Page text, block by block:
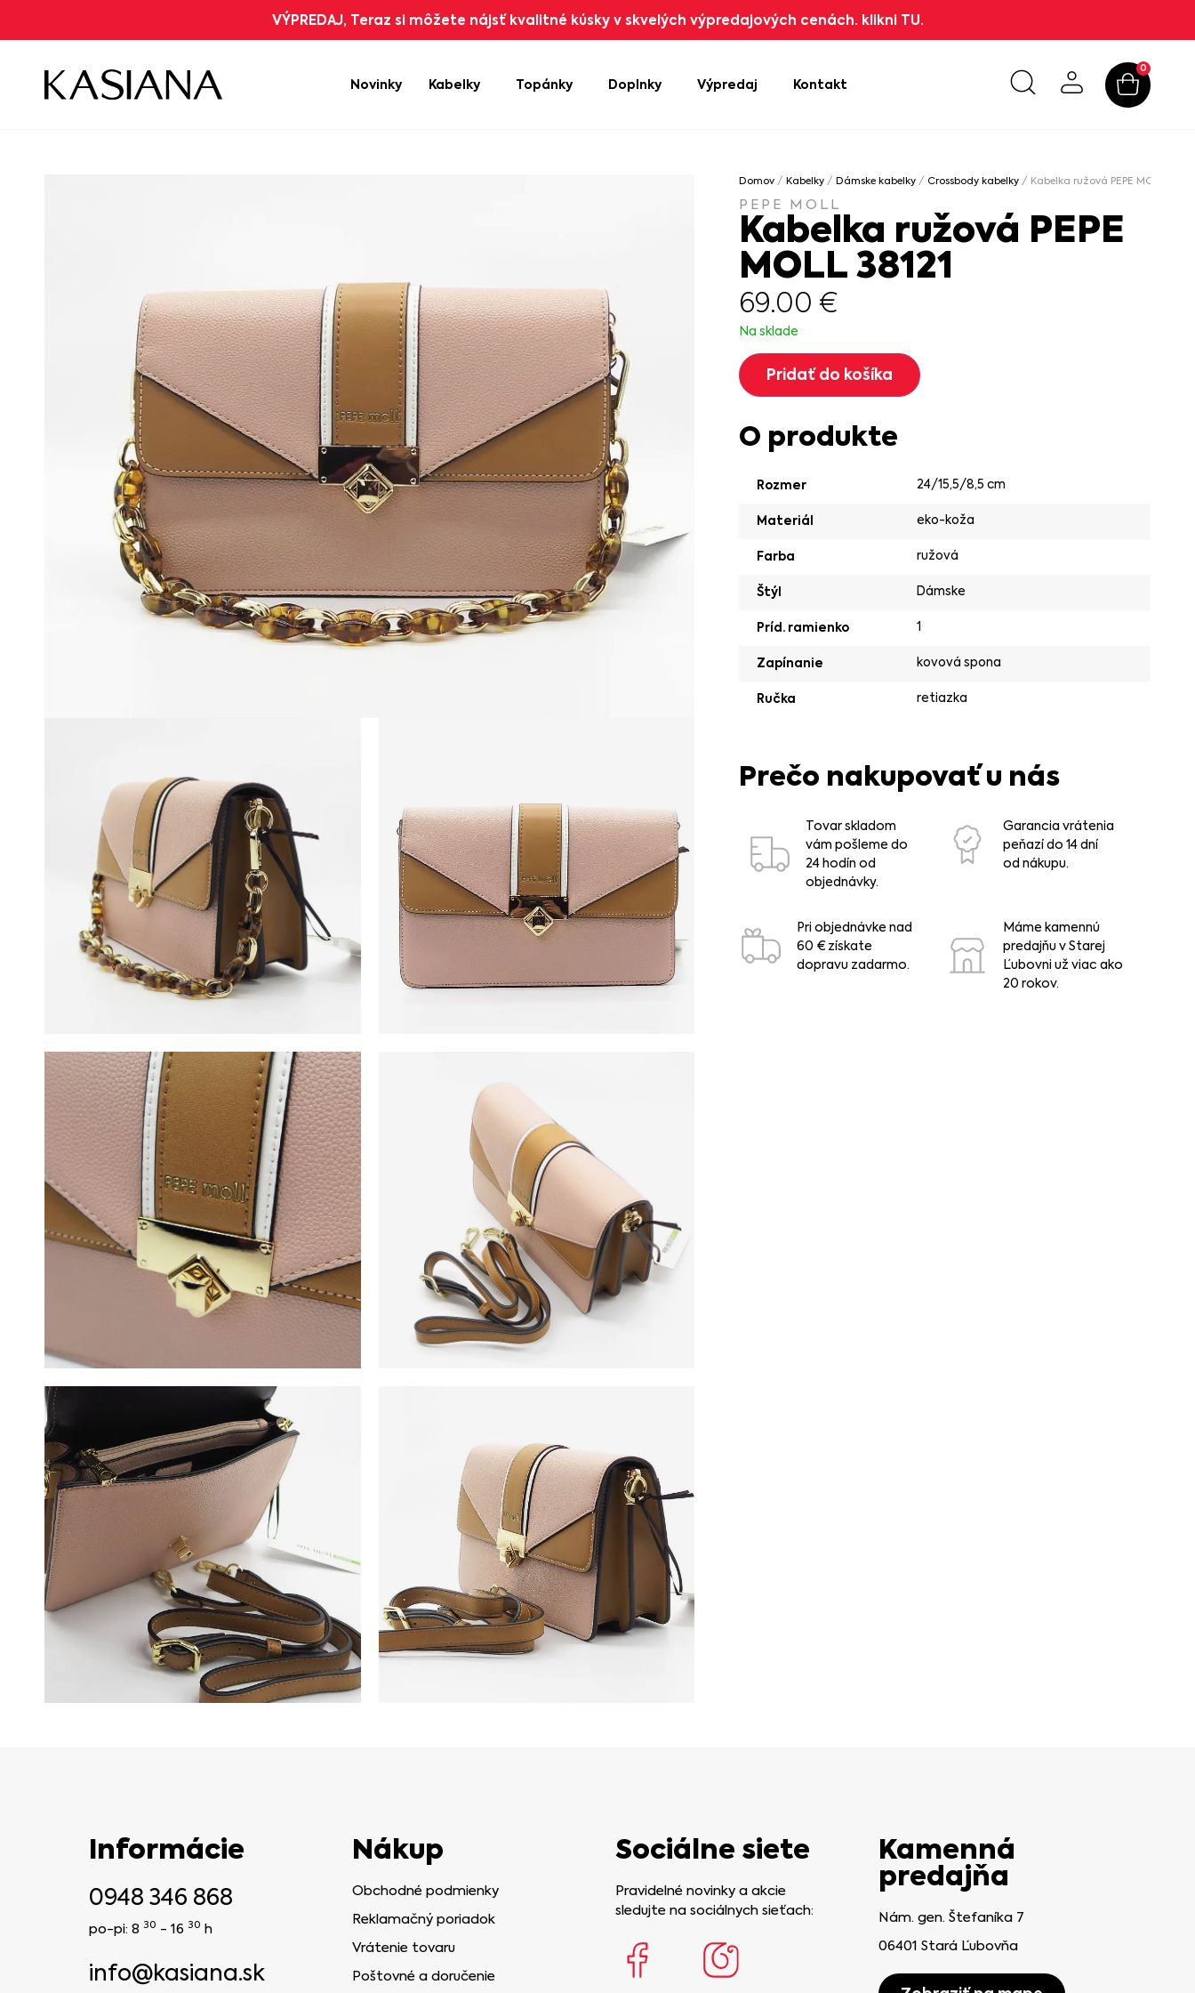
VÝPREDAJ, Teraz si môžete nájsť kvalitné kúsky v skvelých výpredajových cenách. klikni TU.
Novinky Kabelky Topánky Doplnky Výpredaj Kontakt
0
Domov /Kabelky /Dámske kabelky / Crossbody kabelky / Kabelka ružová PEPE MOLL 38121
PEPE MOLL
Kabelka ružová PEPE
MOLL 38121
69.00€
Na sklade
Pridať do košíka
O produkte
Rozmer 24/15,5/8,5 cm
Materiál eko-koža
Farba ružová
Štýl Dámske
Príd. ramienko 1
Zapínanie kovová spona
Ručka retiazka
Prečo nakupovať u nás
Tovar skladom
vám pošleme do
24 hodín od
objednávky.
Garancia vrátenia
peňazí do 14 dní
od nákupu.
Pri objednávke nad
60 € získate
dopravu zadarmo.
Máme kamennú
predajňu v Starej
Ľubovni už viac ako
20 rokov.
Informácie
0948 346 868
po-pi: 8 30 - 16 30 h
info@kasiana.sk
Nákup
Obchodné podmienky
Reklamačný poriadok
Vrátenie tovaru
Poštovné a doručenie
Sociálne siete
Pravidelné novinky a akcie
sledujte na sociálnych sieťach:
Kamenná
predajňa
Nám. gen. Štefaníka 7
06401 Stará Ľubovňa